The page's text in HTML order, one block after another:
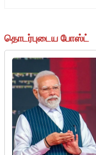
தொடர்புடைய போஸ்ட்